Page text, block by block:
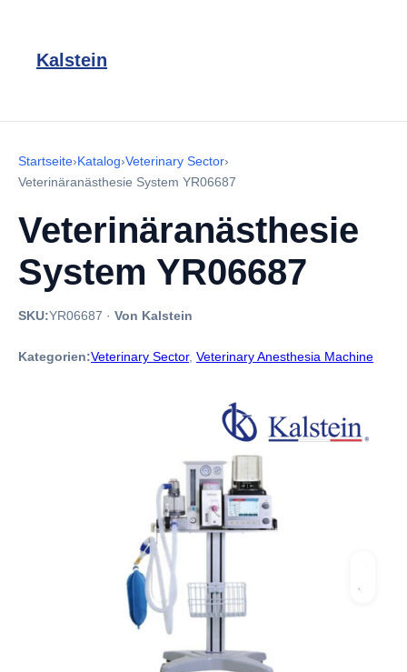
Kalstein
Startseite›Katalog›Veterinary Sector›
Veterinäranästhesie System YR06687
Veterinäranästhesie
System YR06687
SKU:YR06687 · Von Kalstein
Kategorien:Veterinary Sector, Veterinary Anesthesia Machine